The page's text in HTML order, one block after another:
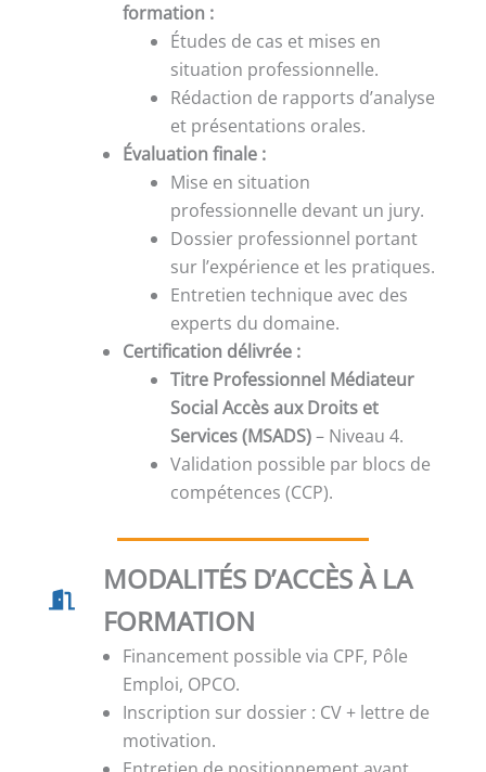
formation :
Études de cas et mises en
situation professionnelle.
Rédaction de rapports d’analyse
et présentations orales.
Évaluation finale :
Mise en situation
professionnelle devant un jury.
Dossier professionnel portant
sur l’expérience et les pratiques.
Entretien technique avec des
experts du domaine.
Certification délivrée :
Titre Professionnel Médiateur
Social Accès aux Droits et
Services (MSADS)– Niveau 4.
Validation possible par blocs de
compétences (CCP).
MODALITÉS D’ACCÈS À LA
FORMATION
Financement possible via CPF, Pôle
Emploi, OPCO.
Inscription sur dossier : CV + lettre de
motivation.